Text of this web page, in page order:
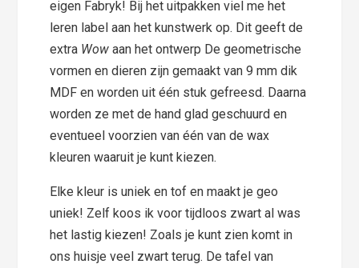
eigen Fabryk! Bij het uitpakken viel me het
leren label aan het kunstwerk op. Dit geeft de
extra Wow aan het ontwerp De geometrische
vormen en dieren zijn gemaakt van 9 mm dik
MDF en worden uit één stuk gefreesd. Daarna
worden ze met de hand glad geschuurd en
eventueel voorzien van één van de wax
kleuren waaruit je kunt kiezen.
Elke kleur is uniek en tof en maakt je geo
uniek! Zelf koos ik voor tijdloos zwart al was
het lastig kiezen! Zoals je kunt zien komt in
ons huisje veel zwart terug. De tafel van